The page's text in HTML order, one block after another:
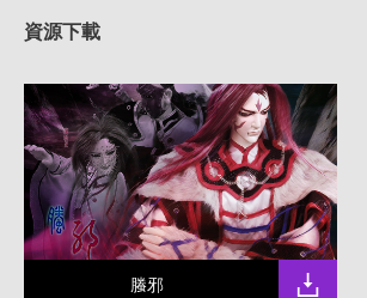
資源下載
螣邪